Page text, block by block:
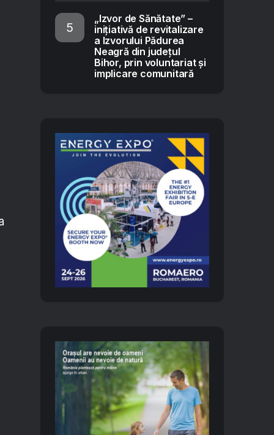
„Izvor de Sănătate” –
inițiativă de revitalizare
a Izvorului Pădurea
Neagră din județul
Bihor, prin voluntariat și
implicare comunitară